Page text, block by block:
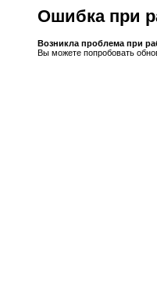
Ошибка при
Возникла проблема при
Вы можете попробовать